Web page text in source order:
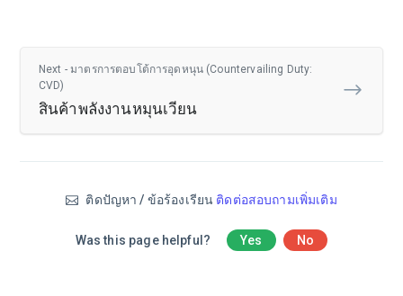
Next - มาตรการตอบโต้การอุดหนุน (Countervailing Duty:
CVD)
สินค้าพลังงานหมุนเวียน
ติดปัญหา / ข้อร้องเรียน ติดต่อสอบถามเพิ่มเติม
Was this page helpful? Yes No